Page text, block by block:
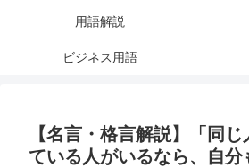
用語解説
ビジネス用語
【名言・格言解説】「同
ている人がいるなら、自分